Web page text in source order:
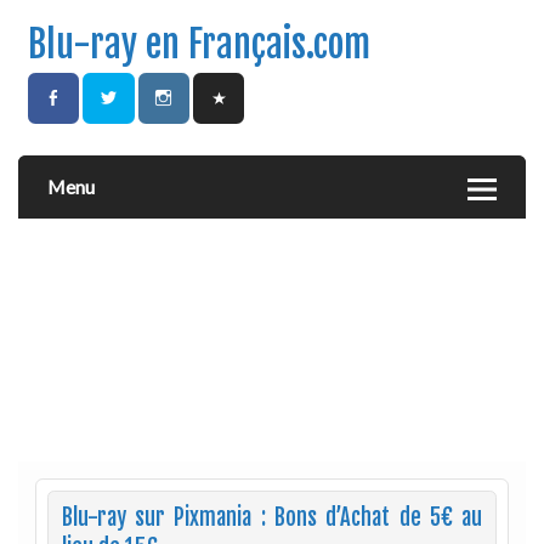
Blu-ray en Français.com
Menu
Blu-ray sur Pixmania : Bons d’Achat de 5€ au